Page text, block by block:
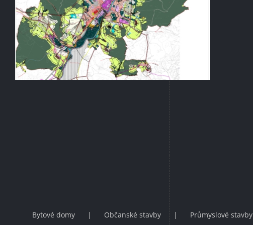
Bytové domy Občanské stavby Průmyslové stavby